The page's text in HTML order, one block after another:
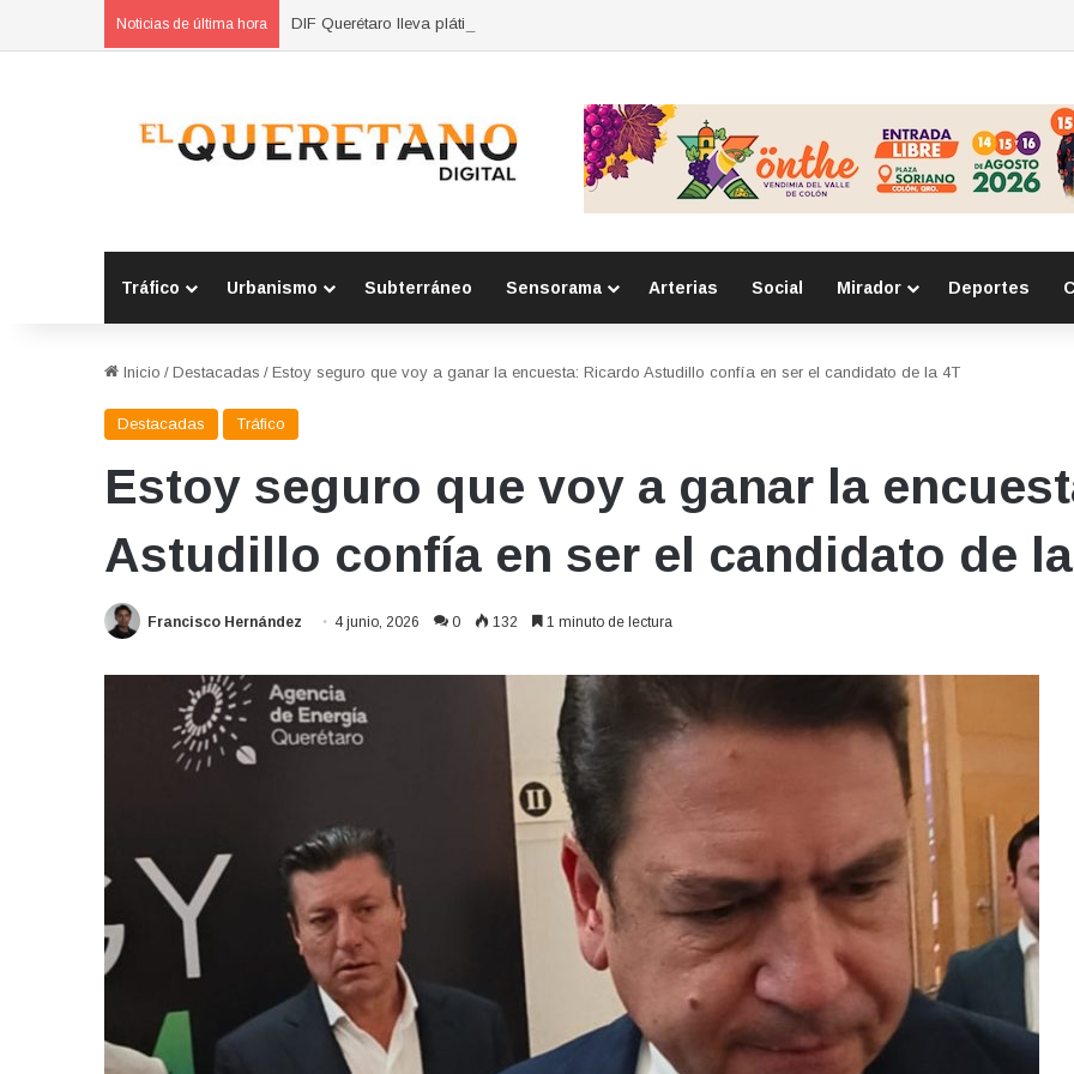
Noticias de última hora DIF Querétaro lleva pláticas sobre respeto a adultos mayores a primarias
Tráfico Urbanismo Subterráneo Sensorama Arterias Social Mirador Deportes
Inicio / Destacadas / Estoy seguro que voy a ganar la encuesta: Ricardo Astudillo confía en ser el candidato de la 4T
Destacadas Tráfico
Estoy seguro que voy a ganar la
Astudillo confía en ser el candidato de
Francisco Hernández 4 junio, 2026 0 132 1 minuto de lectura